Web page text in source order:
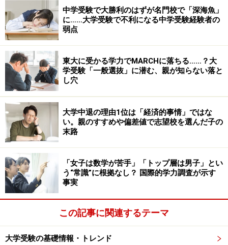
なお、法政大学は地味な大学内部の改革と新学部・学科
開設、または改組改編という一連の事業を並行して行っ
ている。近年の主な大学改革事業は以下のとおり。
2000年…現代福祉学部・情報科学部を開設
2003年…キャリアデザイン学部（「生き方・働き
方・学び方の設計について考え、自分が育ち、人を
育てる能力をつける学部」）開設
2004年…大学院法務研究科（法科大学院）開設
2005年…会計大学院開設、スポーツ・サイエンス・
インスティテュート（スポーツ推薦枠での各学部で
の研究を行う）を開設
2008年…工学部を理工学部と生命科学部に改組、
GIS(グローバル教養学部)を開設
2009年…スポーツ健康学部開設
中学受験で大勝利のはずが名門校で「深海魚」
に……大学受験で不利になる中学受験経験者の
弱点
東大に受かる学力でMARCHに落ちる……？大
学受験「一般選抜」に潜む、親が知らない落と
し穴
大学中退の理由1位は「経済的事情」ではな
い。親のすすめや偏差値で志望校を選んだ子の
末路
「女子は数学が苦手」「トップ層は男子」とい
う“常識”に根拠なし？ 国際的学力調査が示す
事実
この記事に関連するテーマ
大学受験の基礎情報・トレンド